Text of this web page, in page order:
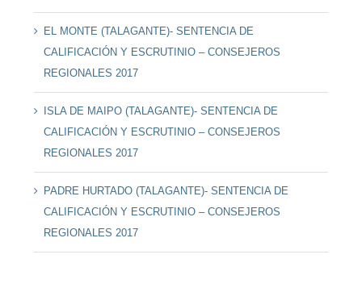
EL MONTE (TALAGANTE)- SENTENCIA DE
CALIFICACIÓN Y ESCRUTINIO – CONSEJEROS
REGIONALES 2017
ISLA DE MAIPO (TALAGANTE)- SENTENCIA DE
CALIFICACIÓN Y ESCRUTINIO – CONSEJEROS
REGIONALES 2017
PADRE HURTADO (TALAGANTE)- SENTENCIA DE
CALIFICACIÓN Y ESCRUTINIO – CONSEJEROS
REGIONALES 2017